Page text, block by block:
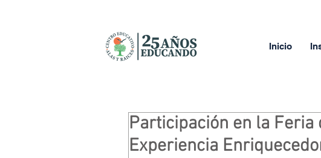
Inicio
Participación en la Feria
Experiencia